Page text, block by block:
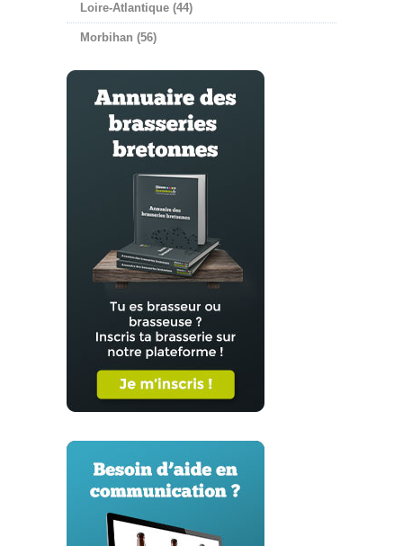
Loire-Atlantique (44)
Morbihan (56)